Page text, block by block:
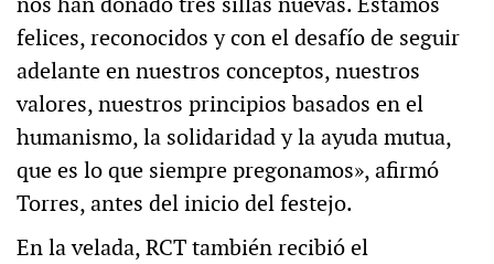
felices, reconocidos y con el desafío de seguir
adelante en nuestros conceptos, nuestros
valores, nuestros principios basados en el
humanismo, la solidaridad y la ayuda mutua,
que es lo que siempre pregonamos», afirmó
Torres, antes del inicio del festejo.
En la velada, RCT también recibió el